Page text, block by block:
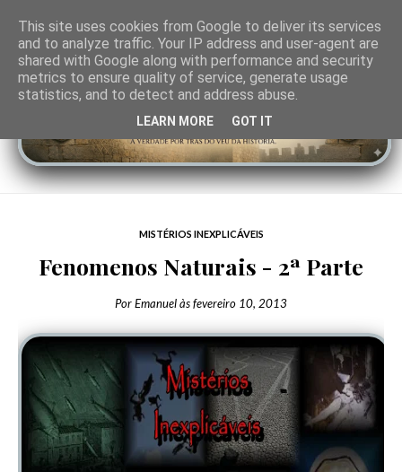
MISTÉRIOS INEXPLICÁVEIS
Fenomenos Naturais - 2ª Parte
PorEmanuelàsfevereiro 10, 2013
This site uses cookies from Google to deliver its services
and to analyze traffic. Your IP address and user-agent are
shared with Google along with performance and security
metrics to ensure quality of service, generate usage
statistics, and to detect and address abuse.
LEARN MORE GOT IT